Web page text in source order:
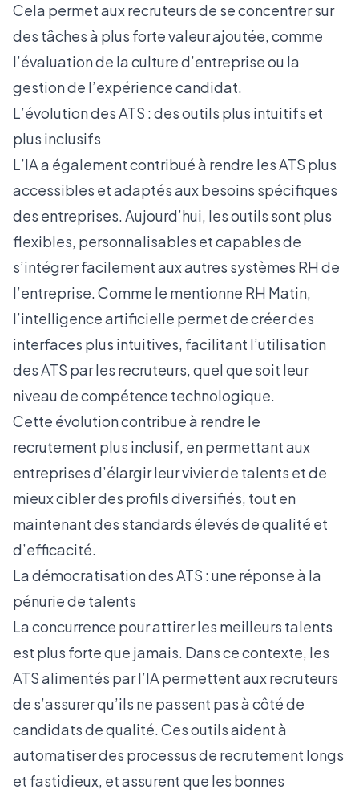
Cela permet aux recruteurs de se concentrer sur
des tâches à plus forte valeur ajoutée, comme
l’évaluation de la culture d’entreprise ou la
gestion de l’expérience candidat.
L’évolution des ATS : des outils plus intuitifs et
plus inclusifs
L’IA a également contribué à rendre les ATS plus
accessibles et adaptés aux besoins spécifiques
des entreprises. Aujourd’hui, les outils sont plus
flexibles, personnalisables et capables de
s’intégrer facilement aux autres systèmes RH de
l’entreprise. Comme le mentionne RH Matin,
l’intelligence artificielle permet de créer des
interfaces plus intuitives, facilitant l’utilisation
des ATS par les recruteurs, quel que soit leur
niveau de compétence technologique.
Cette évolution contribue à rendre le
recrutement plus inclusif, en permettant aux
entreprises d’élargir leur vivier de talents et de
mieux cibler des profils diversifiés, tout en
maintenant des standards élevés de qualité et
d’efficacité.
La démocratisation des ATS : une réponse à la
pénurie de talents
La concurrence pour attirer les meilleurs talents
est plus forte que jamais. Dans ce contexte, les
ATS alimentés par l’IA permettent aux recruteurs
de s’assurer qu’ils ne passent pas à côté de
candidats de qualité. Ces outils aident à
automatiser des processus de recrutement longs
et fastidieux, et assurent que les bonnes